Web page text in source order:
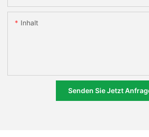
Inhalt
Senden Sie Jetzt